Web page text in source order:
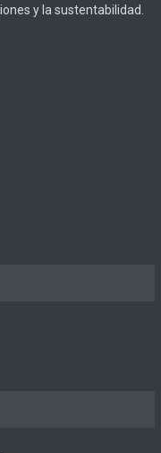
y la sustentabilidad.